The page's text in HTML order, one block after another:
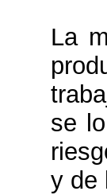
La
se
y de